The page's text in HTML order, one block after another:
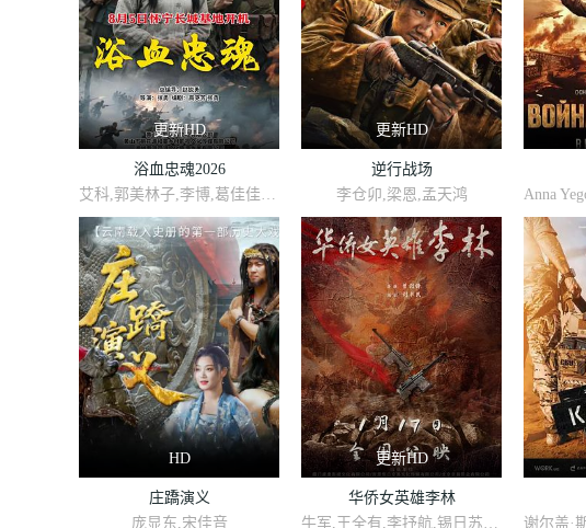
更新HD
浴血忠魂2026
更新HD
逆行战场
李仓卯,梁恩,孟天鸿
HD
庄蹻演义
庞显东,宋佳音
更新HD
华侨女英雄李林